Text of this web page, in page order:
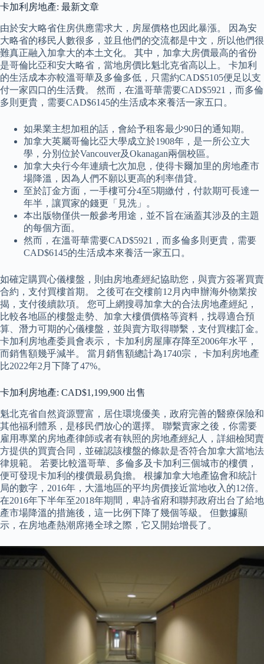
卡加利房地產: 最新文章
由於安大略省住房供應需求大，房屋價格也因此暴漲。 因為安
大略省的移民人數很多，並且他們的交流都是中文，所以他們很
難真正融入加拿大的本土文化。 其中，加拿大房價最高的省份
是哥倫比亞和安大略省，當地房價比魁北克省高以上。 卡加利
的生活成本亦較溫哥華及多倫多低，只需約CAD$5105便足以支
付一家四口的生活費。 然而，在溫哥華需要CAD$5921，而多倫
多則更貴，需要CAD$6145的生活成本來養活一家五口。
如果業主想加租的話，會給予租客最少90日的通知期。
加拿大英屬哥倫比亞大學成立於1908年，是一所公立大
學，分別位於Vancouver及Okanagan兩個校區。
加拿大央行今年連續七次加息，使得卡爾加里的房地產市
場降溫，因為人們不願以更高的利率借貸。
至於訂金方面，一手樓可分4至5期繳付，付款期可長達一
年半，讓買家的錢更「見洗」。
本出版物僅供一般參考用途，並不旨在涵蓋其涉及的主題
的每個方面。
然而，在溫哥華需要CAD$5921，而多倫多則更貴，需要
CAD$6145的生活成本來養活一家五口。
如確定購買心儀樓盤，則由房地產經紀協助您，與賣方簽署買賣
合約，支付買樓首期。 之後可在交樓前12月內申辦海外物業按
揭，支付後續款項。 您可上網搜尋加拿大的合法房地產經紀，
比較各地區的樓盤走勢、加拿大樓價價格等資料，找尋適合預
算、潛力可期的心儀樓盤，並與賣方取得聯繫，支付買樓訂金。
卡加利房地產委員會表示， 卡加利房屋庫存降至2006年水平，
而銷售額幾乎減半。 當月銷售額總計為1740宗， 卡加利房地產
比2022年2月下降了47%。
卡加利房地產: CAD$1,199,900 出售
魁北克省自然資源豐富，居住環境優美，政府完善的醫療保險和
其他福利體系，是移民們放心的選擇。 聯繫賣家之後，你需要
雇用專業的房地產律師或者有執照的房地產經紀人，詳細檢閱賣
方提供的買賣合同，並確認該樓盤的條款是否符合加拿大當地法
律規範。 若要比較溫哥華、多倫多及卡加利三個城市的樓價，
便可發現卡加利的樓價最易負擔。 根據加拿大地產協會和統計
局的數字，2016年，大溫地區的平均房價接近當地收入的12倍。
在2016年下半年至2018年期間，卑詩省府和聯邦政府出台了給地
產市場降溫的措施後，這一比例下降了幾個等級。 但數據顯
示，在房地產熱潮席捲全球之際，它又開始增長了。